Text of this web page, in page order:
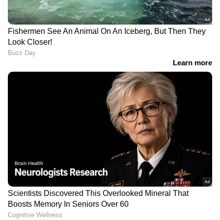
2023-ൽ രൂപീകൃതമായ ജെഎഎസി വളരെ
പെട്ടെന്നാണ് പിഒകെയിലെ ഏറ്റവും
സ്വാധീനമുള്ള പൗരാവകാശ സംഘടനയായി
കുട്ടികൾക്ക് സോഷ്യൽ
മീഡിയ വിലക്ക്:
തീരുമാനം ലോകത്തിന്
ഷാര്‍ജയില്‍ നിന്നും
വരുന്നതിനിടെ കാണാതായ
വിമാനത്തിന്റെ
അവശിഷ്ടങ്ങള്‍
അറബിക്കടലില്‍
കണ്ടെത്തി!